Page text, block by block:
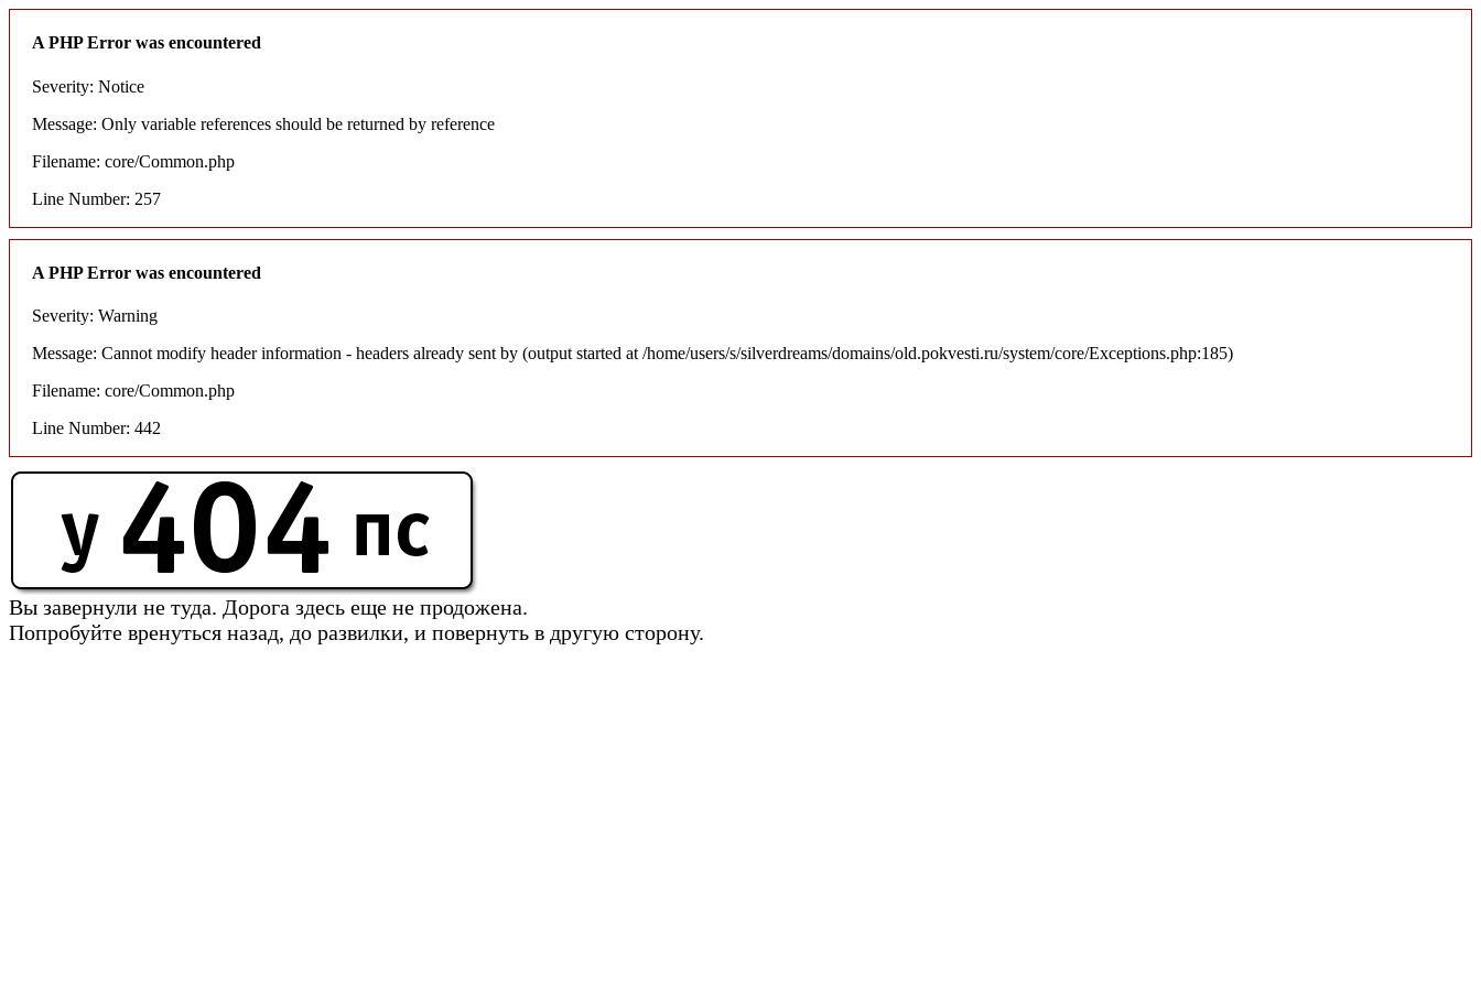
A PHP Error was encountered
Severity: Notice
Message: Only variable references should be returned by reference
Filename: core/Common.php
Line Number: 257
A PHP Error was encountered
Severity: Warning
Message: Cannot modify header information - headers already sent by (output started at /home/users/s/silverdreams/domains/old.pokvesti.ru/system/core/Exceptions.php:185)
Filename: core/Common.php
Line Number: 442
Вы завернули не туда. Дорога здесь еще не продожена.
Попробуйте вренуться назад, до развилки, и повернуть в другую сторону.